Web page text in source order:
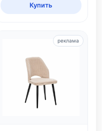
Купить
реклама